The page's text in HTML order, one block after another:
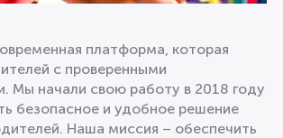
платформа, которая
с проверенными
Мы начали свою работу в 2018 году
безопасное и удобное решение
Наша миссия – обеспечить